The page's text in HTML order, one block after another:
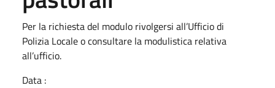
Per la richiesta del modulo rivolgersi all’Ufficio di
Polizia Locale o consultare la modulistica relativa
all’ufficio.
Data :